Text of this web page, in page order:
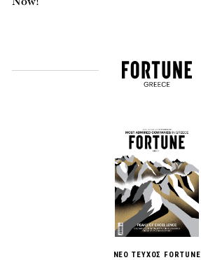
ΝΕΟ ΤΕΥΧΟΣ FORTUNE